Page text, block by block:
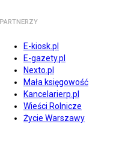
PARTNERZY
E-kiosk.pl
E-gazety.pl
Nexto.pl
Mała księgowość
Kancelarierp.pl
Wieści Rolnicze
Życie Warszawy